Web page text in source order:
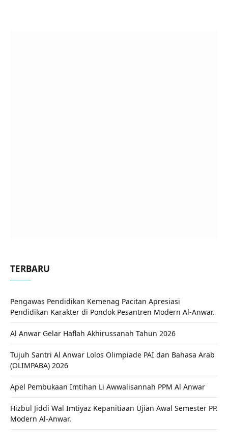
TERBARU
Pengawas Pendidikan Kemenag Pacitan Apresiasi
Pendidikan Karakter di Pondok Pesantren Modern Al-Anwar.
Al Anwar Gelar Haflah Akhirussanah Tahun 2026
Tujuh Santri Al Anwar Lolos Olimpiade PAI dan Bahasa Arab
(OLIMPABA) 2026
Apel Pembukaan Imtihan Li Awwalisannah PPM Al Anwar
Hizbul Jiddi Wal Imtiyaz Kepanitiaan Ujian Awal Semester PP.
Modern Al-Anwar.